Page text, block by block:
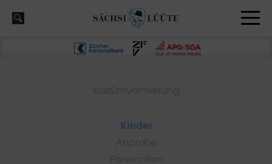
Kinder